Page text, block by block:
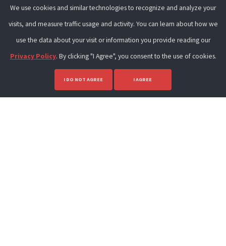
We use cookies and similar technologies to recognize and analyze your
visits, and measure traffic usage and activity. You can learn about how we
use the data about your visit or information you provide reading our
Privacy Policy. By clicking "I Agree", you consent to the use of cookies.
I DO NOT AGREE I AGREE